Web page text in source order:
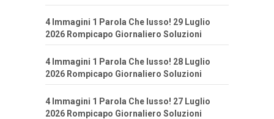
4 Immagini 1 Parola Che lusso! 29 Luglio
2026 Rompicapo Giornaliero Soluzioni
4 Immagini 1 Parola Che lusso! 28 Luglio
2026 Rompicapo Giornaliero Soluzioni
4 Immagini 1 Parola Che lusso! 27 Luglio
2026 Rompicapo Giornaliero Soluzioni